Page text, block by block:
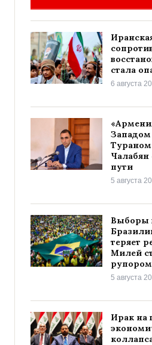
стала
6 августа
пути
5 августа
Выборы
теряет
Милей
5 августа
Ирак на